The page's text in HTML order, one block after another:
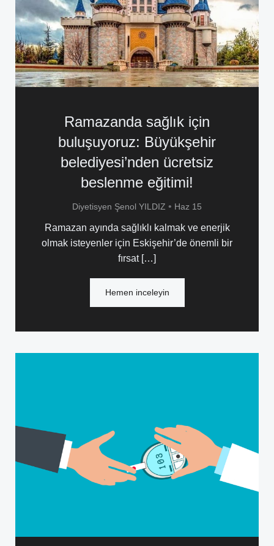
Ramazanda sağlık için
buluşuyoruz: Büyükşehir
belediyesi’nden ücretsiz
beslenme eğitimi!
Diyetisyen Şenol YILDIZ • Haz 15
Ramazan ayında sağlıklı kalmak ve enerjik
olmak isteyenler için Eskişehir’de önemli bir
fırsat […]
Hemen inceleyin